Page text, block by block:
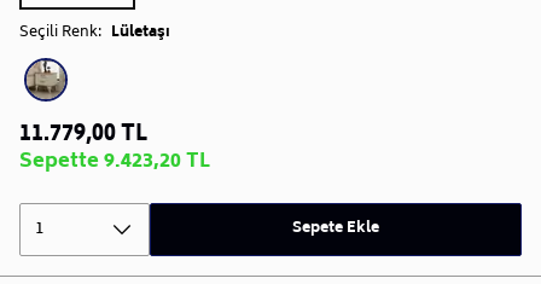
Seçili Renk: Lületaşı
11.779,00 TL
Sepette 9.423,20 TL
1 Sepete Ekle